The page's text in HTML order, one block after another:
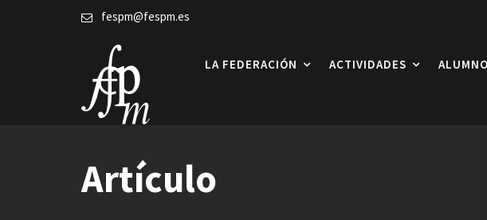
fespm@fespm.es
LA FEDERACIÓN ACTIVIDADES
Artículo